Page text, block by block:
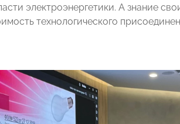
электроэнергетики. А знание
технологического